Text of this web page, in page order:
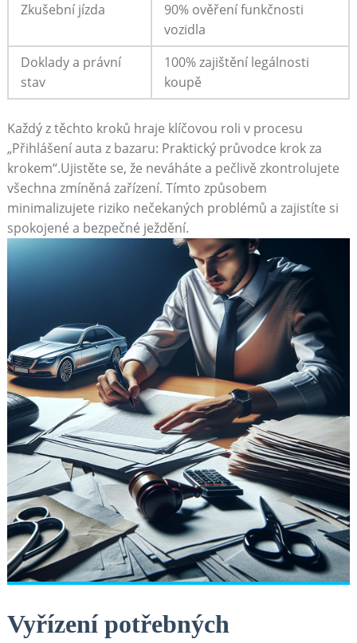
Zkušební jízda
90% ověření funkčnosti
vozidla
Doklady a právní
stav
100% zajištění legálnosti
koupě
Každý z těchto kroků hraje klíčovou roli v procesu
„Přihlášení auta z bazaru: Praktický průvodce krok za
krokem“.Ujistěte se, že neváháte a pečlivě zkontrolujete
všechna zmíněná zařízení. Tímto způsobem
minimalizujete riziko nečekaných problémů a zajistíte si
spokojené a bezpečné ježdění.
Vyřízení potřebných